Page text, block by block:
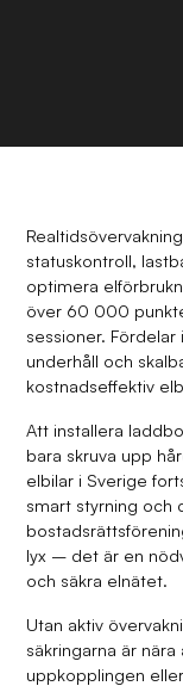
statuskontroll,
optimera
över 60 000
sessioner.
underhåll och
kostnadseffektiv
Att installera
bara skruva upp
elbilar i Sverige
smart styrning och
lyx – det är en
och säkra elnätet.
Utan aktiv
säkringarna är
uppkopplingen